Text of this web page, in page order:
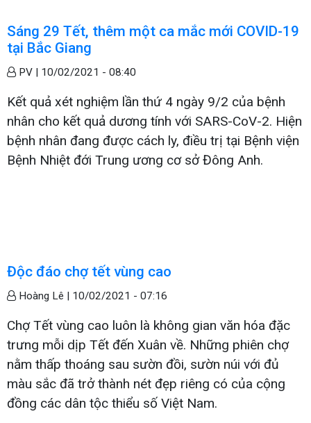
Sáng 29 Tết, thêm một ca mắc mới COVID-19
tại Bắc Giang
PV | 10/02/2021 - 08:40
Kết quả xét nghiệm lần thứ 4 ngày 9/2 của bệnh
nhân cho kết quả dương tính với SARS-CoV-2. Hiện
bệnh nhân đang được cách ly, điều trị tại Bệnh viện
Bệnh Nhiệt đới Trung ương cơ sở Đông Anh.
Độc đáo chợ tết vùng cao
Hoàng Lê | 10/02/2021 - 07:16
Chợ Tết vùng cao luôn là không gian văn hóa đặc
trưng mỗi dịp Tết đến Xuân về. Những phiên chợ
nằm thấp thoáng sau sườn đồi, sườn núi với đủ
màu sắc đã trở thành nét đẹp riêng có của cộng
đồng các dân tộc thiểu số Việt Nam.